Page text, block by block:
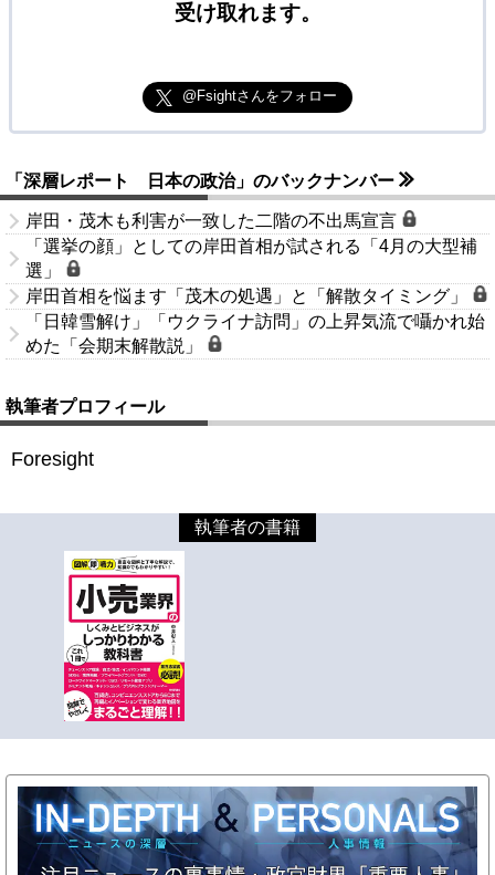
受け取れます。
@Fsightさんをフォロー
「深層レポート 日本の政治」のバックナンバー
岸田・茂木も利害が一致した二階の不出馬宣言
「選挙の顔」としての岸田首相が試される「4月の大型補
選」
岸田首相を悩ます「茂木の処遇」と「解散タイミング」
「日韓雪解け」「ウクライナ訪問」の上昇気流で囁かれ始
めた「会期末解散説」
執筆者プロフィール
Foresight
執筆者の書籍